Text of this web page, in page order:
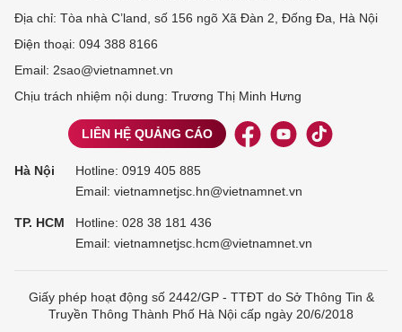
Địa chỉ: Tòa nhà C’land, số 156 ngõ Xã Đàn 2, Đống Đa, Hà Nội
Điện thoại: 094 388 8166
Email: 2sao@vietnamnet.vn
Chịu trách nhiệm nội dung: Trương Thị Minh Hưng
LIÊN HỆ QUẢNG CÁO
Hà Nội Hotline: 0919 405 885
Email: vietnamnetjsc.hn@vietnamnet.vn
TP. HCM Hotline: 028 38 181 436
Email: vietnamnetjsc.hcm@vietnamnet.vn
Giấy phép hoạt động số 2442/GP - TTĐT do Sở Thông Tin &
Truyền Thông Thành Phố Hà Nội cấp ngày 20/6/2018